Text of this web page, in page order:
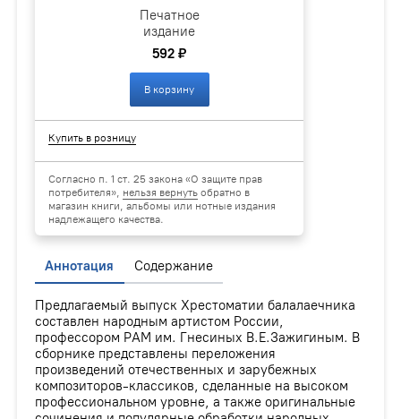
Печатное
издание
592 ₽
В корзину
Купить в розницу
Согласно п. 1 ст. 25 закона «О защите прав
потребителя», нельзя вернуть обратно в
магазин книги, альбомы или нотные издания
надлежащего качества.
Аннотация Содержание
Предлагаемый выпуск Хрестоматии балалаечника
составлен народным артистом России,
профессором РАМ им. Гнесиных В.Е.Зажигиным. В
сборнике представлены переложения
произведений отечественных и зарубежных
композиторов-классиков, сделанные на высоком
профессиональном уровне, а также оригинальные